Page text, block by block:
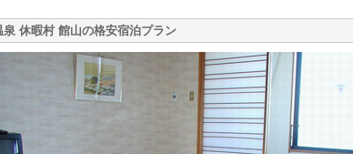
泉 休暇村 館山の格安宿泊プラン